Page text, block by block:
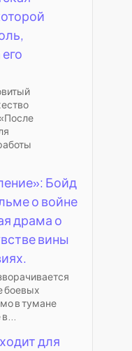
Бойд
о войне
драма о
вины
боевых
в тумане
для